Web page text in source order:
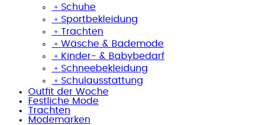
﹢ Schuhe
﹢ Sportbekleidung
﹢ Trachten
﹢ Wäsche & Bademode
﹢ Kinder- & Babybedarf
﹢ Schneebekleidung
﹢ Schulausstattung
Outfit der Woche
Festliche Mode
Trachten
Modemarken